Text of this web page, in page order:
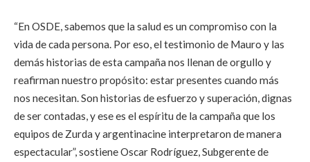
“En OSDE, sabemos que la salud es un compromiso con la
vida de cada persona. Por eso, el testimonio de Mauro y las
demás historias de esta campaña nos llenan de orgullo y
reafirman nuestro propósito: estar presentes cuando más
nos necesitan. Son historias de esfuerzo y superación, dignas
de ser contadas, y ese es el espíritu de la campaña que los
equipos de Zurda y argentinacine interpretaron de manera
espectacular”, sostiene Oscar Rodríguez, Subgerente de